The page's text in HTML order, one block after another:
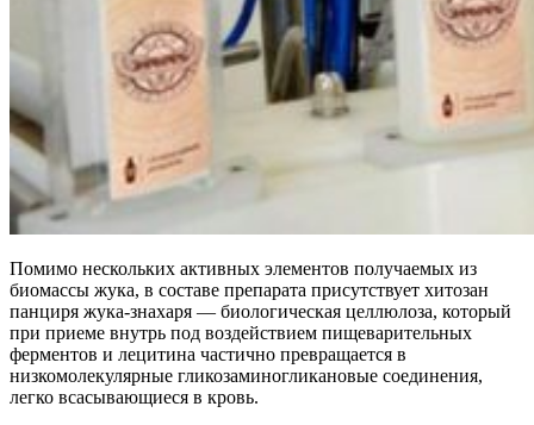
Помимо нескольких активных элементов получаемых из
биомассы жука, в составе препарата присутствует хитозан
панциря жука-знахаря — биологическая целлюлоза, который
при приеме внутрь под воздействием пищеварительных
ферментов и лецитина частично превращается в
низкомолекулярные гликозаминогликановые соединения,
легко всасывающиеся в кровь.